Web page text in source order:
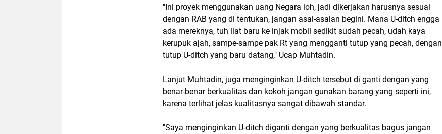
"Ini proyek menggunakan uang Negara loh, jadi dikerjakan harusnya sesuai
dengan RAB yang di tentukan, jangan asal-asalan begini. Mana U-ditch engga
ada mereknya, tuh liat baru ke injak mobil sedikit sudah pecah, udah kaya
kerupuk ajah, sampe-sampe pak Rt yang mengganti tutup yang pecah, dengan
tutup U-ditch yang baru datang," Ucap Muhtadin.
Lanjut Muhtadin, juga menginginkan U-ditch tersebut di ganti dengan yang
benar-benar berkualitas dan kokoh jangan gunakan barang yang seperti ini,
karena terlihat jelas kualitasnya sangat dibawah standar.
"Saya menginginkan U-ditch diganti dengan yang berkualitas bagus jangan